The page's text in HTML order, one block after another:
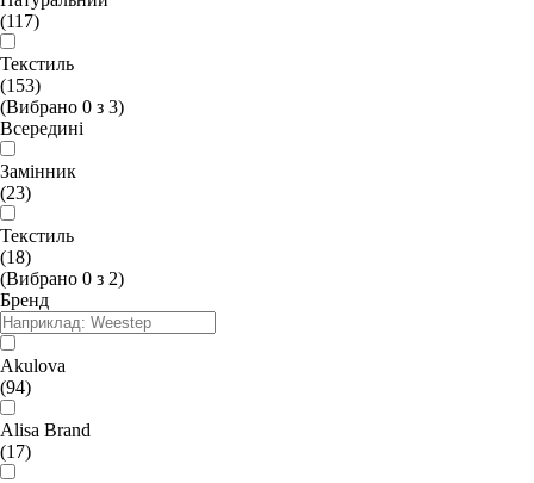
(117)
Текстиль
(153)
(Вибрано 0 з 3)
Всередині
Замінник
(23)
Текстиль
(18)
(Вибрано 0 з 2)
Бренд
Akulova
(94)
Alisa Brand
(17)